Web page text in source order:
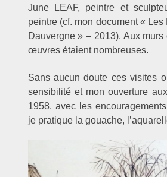
June LEAF, peintre et
peintre (cf. mon document « Les
Dauvergne » – 2013). Aux
œuvres étaient nombreuses.
Sans aucun doute ces visites
sensibilité et mon ouverture
1958, avec les
je pratique la gouache,